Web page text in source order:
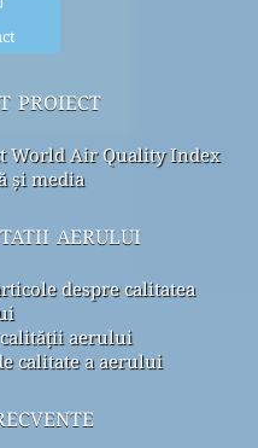
proiect
World Air Quality Index
și media
aerului
despre calitatea
aerului
calitate a aerului